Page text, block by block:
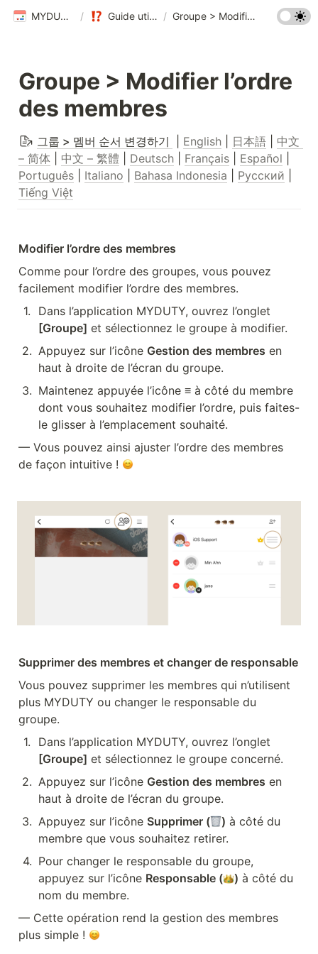
MYDUTY Help Center / Guide utilisateur MYDUTY / Groupe > Modifier l’ordre des membres
Groupe > Modifier l’ordre
des membres
그룹 > 멤버 순서 변경하기 English | 日本語 | 中文
– 简体
中文 – 繁體 Deutsch Français Español
Português
Italiano Bahasa Indonesia Русский
Tiếng Việt
Modifier l’ordre des membres
Comme pour l’ordre des groupes, vous pouvez
facilement modifier l’ordre des membres.
1.
[Groupe] et sélectionnez le groupe à modifier.
2. Appuyez sur l’icône Gestion des membres en
haut à droite de l’écran du groupe.
3. Maintenez appuyée l’icône ≡ à côté du membre
dont vous souhaitez modifier l’ordre, puis faites-
le glisser à l’emplacement souhaité.
— Vous pouvez ainsi ajuster l’ordre des membres
de façon intuitive !
Supprimer des membres et changer de responsable
Vous pouvez supprimer les membres qui n’utilisent
plus MYDUTY ou changer le responsable du
groupe.
1.
[Groupe] et sélectionnez le groupe concerné.
2. Appuyez sur l’icône Gestion des membres en
haut à droite de l’écran du groupe.
3. Appuyez sur l’icône Supprimer ( ) à côté du
membre que vous souhaitez retirer.
4. Pour changer le responsable du groupe,
appuyez sur l’icône Responsable ( ) à côté du
nom du membre.
— Cette opération rend la gestion des membres
plus simple !